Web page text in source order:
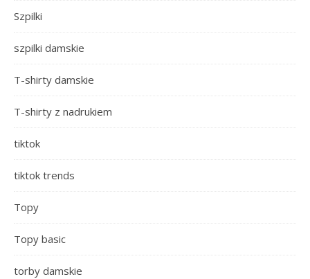
Szpilki
szpilki damskie
T-shirty damskie
T-shirty z nadrukiem
tiktok
tiktok trends
Topy
Topy basic
torby damskie